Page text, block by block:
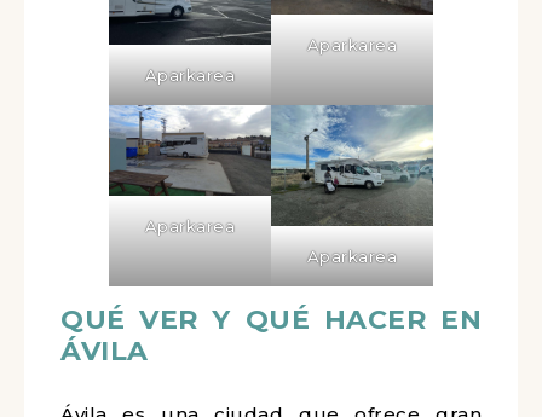
Aparkarea
Aparkarea
Aparkarea
Aparkarea
QUÉ VER Y QUÉ HACER EN
ÁVILA